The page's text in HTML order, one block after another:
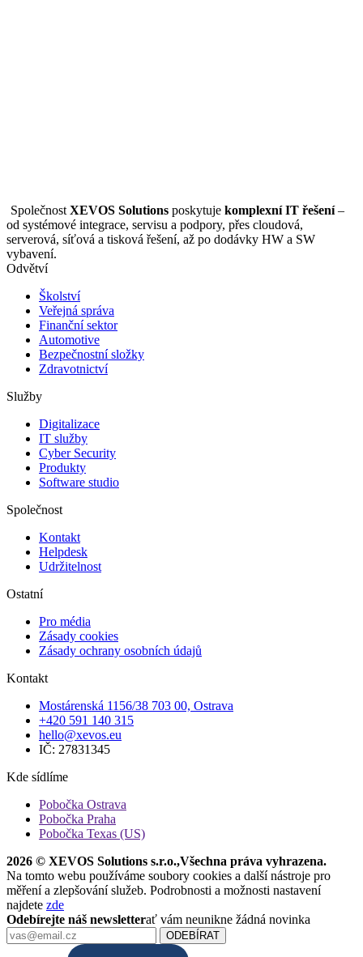
Společnost XEVOS Solutions poskytuje komplexní IT řešení–
od systémové integrace, servisu a podpory, přes cloudová,
serverová, síťová a tisková řešení, až po dodávky HW a SW
vybavení.
Odvětví
Školství
Veřejná správa
Finanční sektor
Automotive
Bezpečnostní složky
Zdravotnictví
Služby
Digitalizace
IT služby
Cyber Security
Produkty
Software studio
Společnost
Kontakt
Helpdesk
Udržitelnost
Ostatní
Pro média
Zásady cookies
Zásady ochrany osobních údajů
Kontakt
Mostárenská 1156/38 703 00, Ostrava
+420 591 140 315
hello@xevos.eu
IČ: 27831345
Kde sídlíme
Pobočka Ostrava
Pobočka Praha
Pobočka Texas (US)
2026 © XEVOS Solutions s.r.o.,Všechna práva vyhrazena.
Na tomto webu používáme soubory cookies a další nástroje pro
měření a zlepšování služeb. Podrobnosti a možnosti nastavení
najdete zde
Odebírejte náš newsletterať vám neunikne žádná novinka